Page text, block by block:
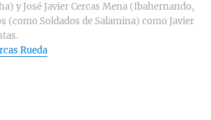
y José Javier Cercas Mena (Ibahernando,
(como Soldados de Salamina) como Javier
Rueda